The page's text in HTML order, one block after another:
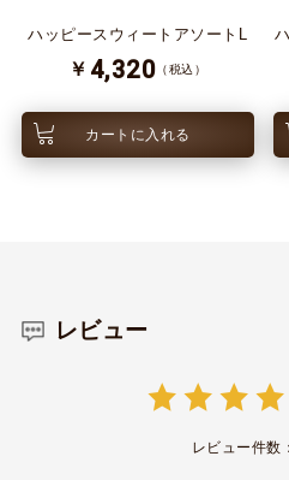
ハッピースウィートアソートL
￥ 4,320 （税込）
カートに入れる
レビュー
レビュー件数：